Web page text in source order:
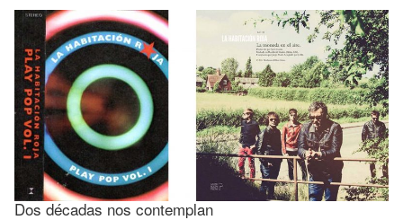
Dos décadas nos contemplan